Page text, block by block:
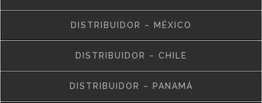
DISTRIBUIDOR – MÉXICO
DISTRIBUIDOR – CHILE
DISTRIBUIDOR – PANAMÁ